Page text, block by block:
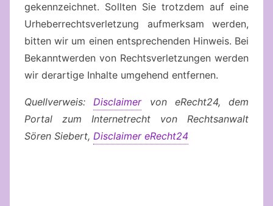
gekennzeichnet. Sollten Sie trotzdem auf eine
Urheberrechtsverletzung aufmerksam werden,
bitten wir um einen entsprechenden Hinweis. Bei
Bekanntwerden von Rechtsverletzungen werden
wir derartige Inhalte umgehend entfernen.
Quellverweis:Disclaimervon eRecht24, dem
Portal zum Internetrecht von Rechtsanwalt
Sören Siebert, Disclaimer eRecht24